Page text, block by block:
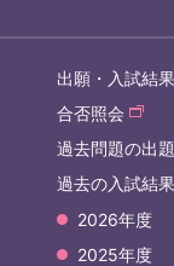
出願・入試結
合否照会
過去問題の出
過去の入試結果
2026年度
2025年度